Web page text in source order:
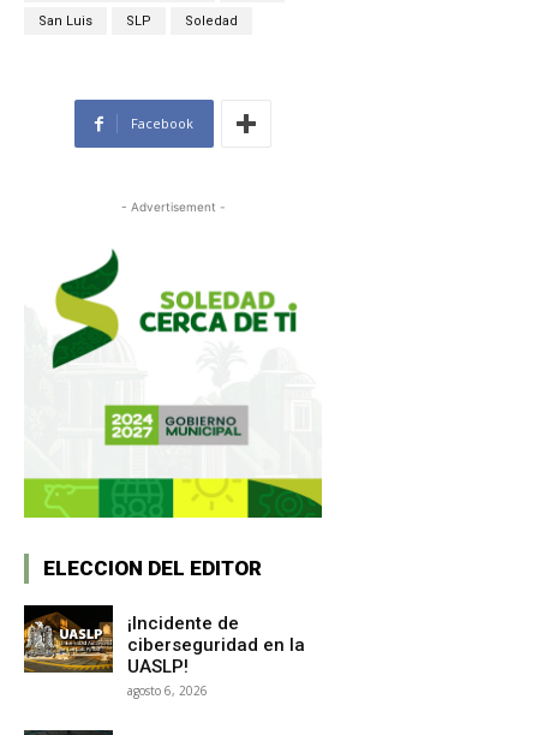
San Luis SLP Soledad
Facebook
- Advertisement -
ELECCION DEL EDITOR
¡Incidente de
ciberseguridad en la
UASLP!
agosto 6, 2026